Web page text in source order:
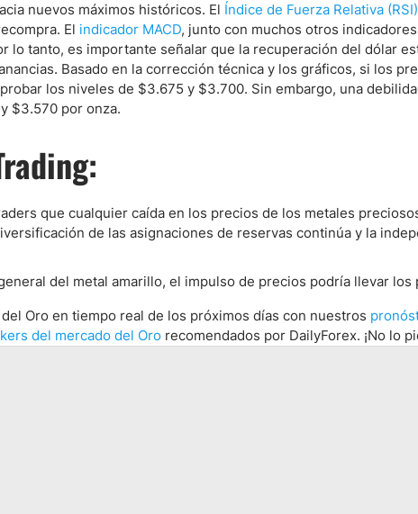
nuevos máximos históricos. El Índice de Fuerza Relativa (RSI)
El indicador MACD, junto con muchos otros
lo tanto, es importante señalar que la recuperación del dólar
Basado en la corrección técnica y los gráficos, si los
los niveles de $3.675 y $3.700. Sin embargo, una
$3.570 por onza.
que cualquier caída en los precios de los metales
de las asignaciones de reservas continúa y la
del metal amarillo, el impulso de precios podría llevar
Oro en tiempo real de los próximos días con nuestros
del mercado del Oro recomendados por DailyForex. ¡No lo